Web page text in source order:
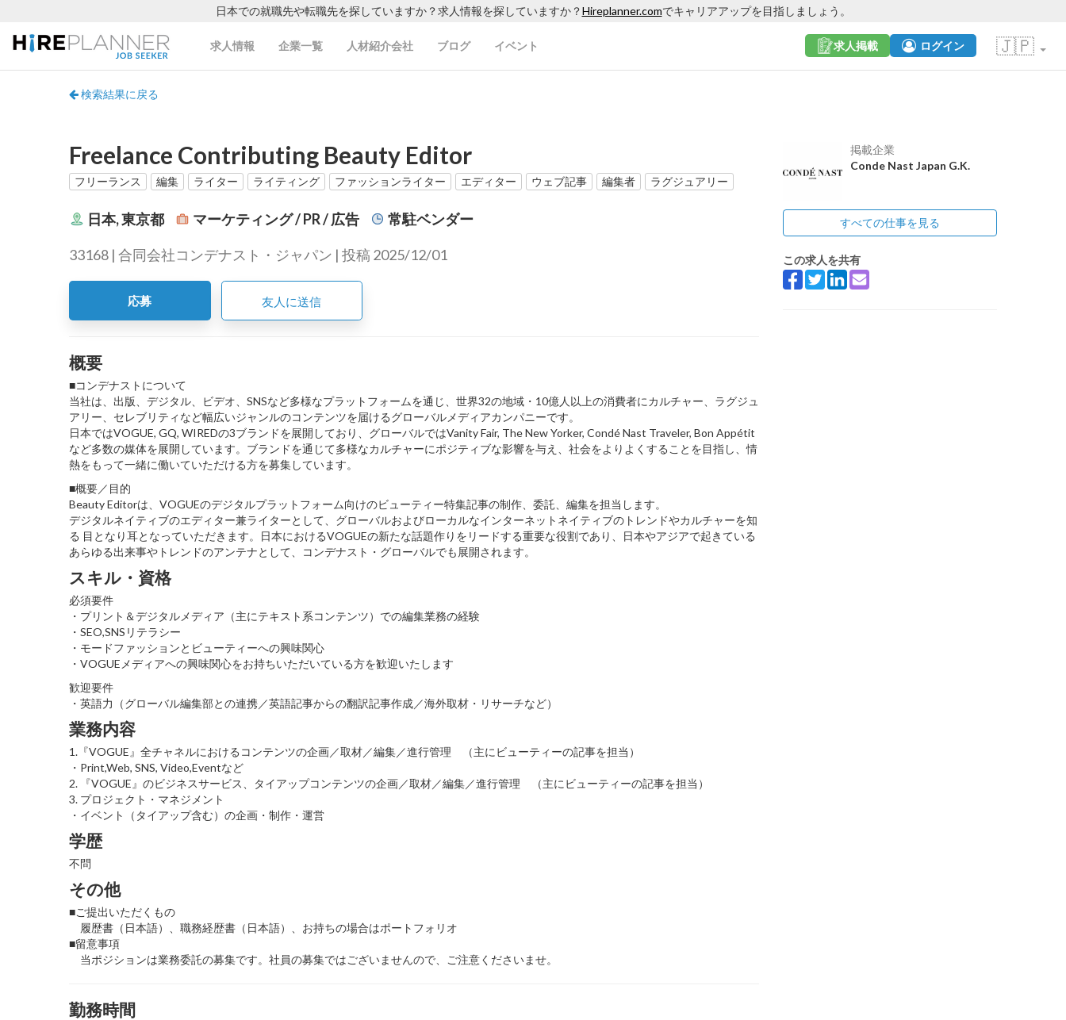
日本での就職先や転職先を探していますか？求人情報を探していますか？Hireplanner.comでキャリアアップを目指しましょう。
求人情報 企業一覧 人材紹介会社 ブログ イベント 🇯🇵
求人掲載 ログイン
検索結果に戻る
Freelance Contributing Beauty Editor
フリーランス 編集 ライター ライティング ファッションライター エディター ウェブ記事 編集者 ラグジュアリー
日本, 東京都 マーケティング / PR / 広告 常駐ベンダー
33168 | 合同会社コンデナスト・ジャパン | 投稿 2025/12/01
応募 友人に送信
概要
■コンデナストについて
当社は、出版、デジタル、ビデオ、SNSなど多様なプラットフォームを通じ、世界32の地域・10億人以上の消費者にカルチャー、ラグジュ
アリー、セレブリティなど幅広いジャンルのコンテンツを届けるグローバルメディアカンパニーです。
日本ではVOGUE, GQ, WIREDの3ブランドを展開しており、グローバルではVanity Fair, The New Yorker, Condé Nast Traveler, Bon Appétit
など多数の媒体を展開しています。ブランドを通じて多様なカルチャーにポジティブな影響を与え、社会をよりよくすることを目指し、情
熱をもって一緒に働いていただける方を募集しています。
■概要／目的
Beauty Editorは、VOGUEのデジタルプラットフォーム向けのビューティー特集記事の制作、委託、編集を担当します。
デジタルネイティブのエディター兼ライターとして、グローバルおよびローカルなインターネットネイティブのトレンドやカルチャーを知
る 目となり耳となっていただきます。日本におけるVOGUEの新たな話題作りをリードする重要な役割であり、日本やアジアで起きている
あらゆる出来事やトレンドのアンテナとして、コンデナスト・グローバルでも展開されます。
スキル・資格
必須要件
・プリント＆デジタルメディア（主にテキスト系コンテンツ）での編集業務の経験
・SEO,SNSリテラシー
・モードファッションとビューティーへの興味関心
・VOGUEメディアへの興味関心をお持ちいただいている方を歓迎いたします
歓迎要件
・英語力（グローバル編集部との連携／英語記事からの翻訳記事作成／海外取材・リサーチなど）
業務内容
1.『VOGUE』全チャネルにおけるコンテンツの企画／取材／編集／進行管理 （主にビューティーの記事を担当）
・Print,Web, SNS, Video,Eventなど
2. 『VOGUE』のビジネスサービス、タイアップコンテンツの企画／取材／編集／進行管理 （主にビューティーの記事を担当）
3. プロジェクト・マネジメント
・イベント（タイアップ含む）の企画・制作・運営
学歴
不問
その他
■ご提出いただくもの
履歴書（日本語）、職務経歴書（日本語）、お持ちの場合はポートフォリオ
■留意事項
当ポジションは業務委託の募集です。社員の募集ではございませんので、ご注意くださいませ。
勤務時間
掲載企業
Conde Nast Japan G.K.
すべての仕事を見る
この求人を共有